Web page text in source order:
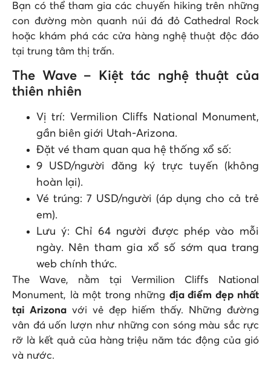
Bạn có thể tham gia các chuyến hiking trên những
con đường mòn quanh núi đá đỏ Cathedral Rock
hoặc khám phá các cửa hàng nghệ thuật độc đáo
tại trung tâm thị trấn.
The Wave – Kiệt tác nghệ thuật của
thiên nhiên
Vị trí: Vermilion Cliffs National Monument,
gần biên giới Utah-Arizona.
Đặt vé tham quan qua hệ thống xổ số:
9 USD/người đăng ký trực tuyến (không
hoàn lại).
Vé trúng: 7 USD/người (áp dụng cho cả trẻ
em).
Lưu ý: Chỉ 64 người được phép vào mỗi
ngày. Nên tham gia xổ số sớm qua trang
web chính thức.
The Wave, nằm tại Vermilion Cliffs National
Monument, là một trong những địa điểm đẹp nhất
tại Arizona với vẻ đẹp hiếm thấy. Những đường
vân đá uốn lượn như những con sóng màu sắc rực
rỡ là kết quả của hàng triệu năm tác động của gió
và nước.